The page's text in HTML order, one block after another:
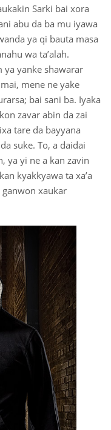
Sarki bai xora
abu da ba mu iyawa
ya qi bauta masa
wa ta’alah.
yanke shawarar
mene ne yake
bai sani ba. Iyaka
zavar abin da zai
tare da bayyana
suke. To, a daidai
ya yi ne a kan zavin
kyakkyawa ta xa’a
ganwon xaukar